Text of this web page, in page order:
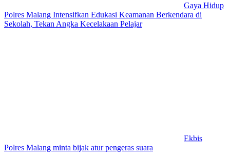
Gaya Hidup
Polres Malang Intensifkan Edukasi Keamanan Berkendara di
Sekolah, Tekan Angka Kecelakaan Pelajar
Ekbis
Polres Malang minta bijak atur pengeras suara